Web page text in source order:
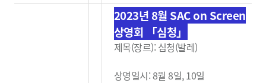
2023년 8월 SAC on Screen
상영회 「심청」
제목(장르): 심청(발레)
상영일시: 8월 8일, 10일